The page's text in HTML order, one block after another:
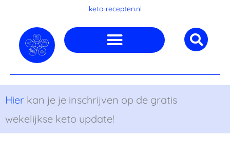
inhoud
keto-recepten.nl
Hier kan je je inschrijven op de gratis
wekelijkse keto update!